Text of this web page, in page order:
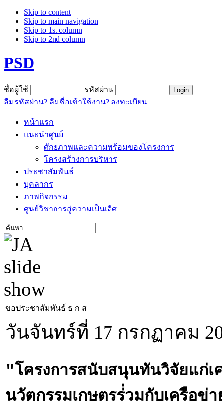
Skip to content
Skip to main navigation
Skip to 1st column
Skip to 2nd column
PSD
ชื่อผู้ใช้
รหัสผ่าน
ลืมรหัสผ่าน? ลืมชื่อเข้าใช้งาน? ลงทะเบียน
หน้าแรก
แนะนำศูนย์
ศักยภาพและความพร้อมของโครงการ
โครงสร้างการบริหาร
ประชาสัมพันธ์
บุคลากร
ภาพกิจกรรม
ศูนย์วิชาการสู่ความเป็นเลิศ
ขอประชาสัมพันธ์ ธ ก ส
วันจันทร์ที่ 17 กรกฏาคม
"โครงการสนับสนุนทันวิจัยแก่
นวัตกรรมเกษตรร่่วมกับเครือ